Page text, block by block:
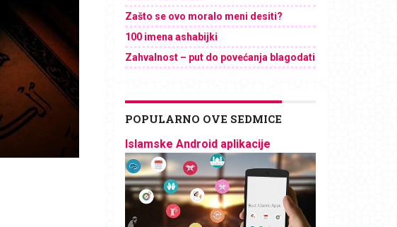
Zašto se ovo moralo meni desiti?
100 imena ashabijki
Zahvalnost – put do povećanja blagodati
POPULARNO OVE SEDMICE
Islamske Android aplikacije